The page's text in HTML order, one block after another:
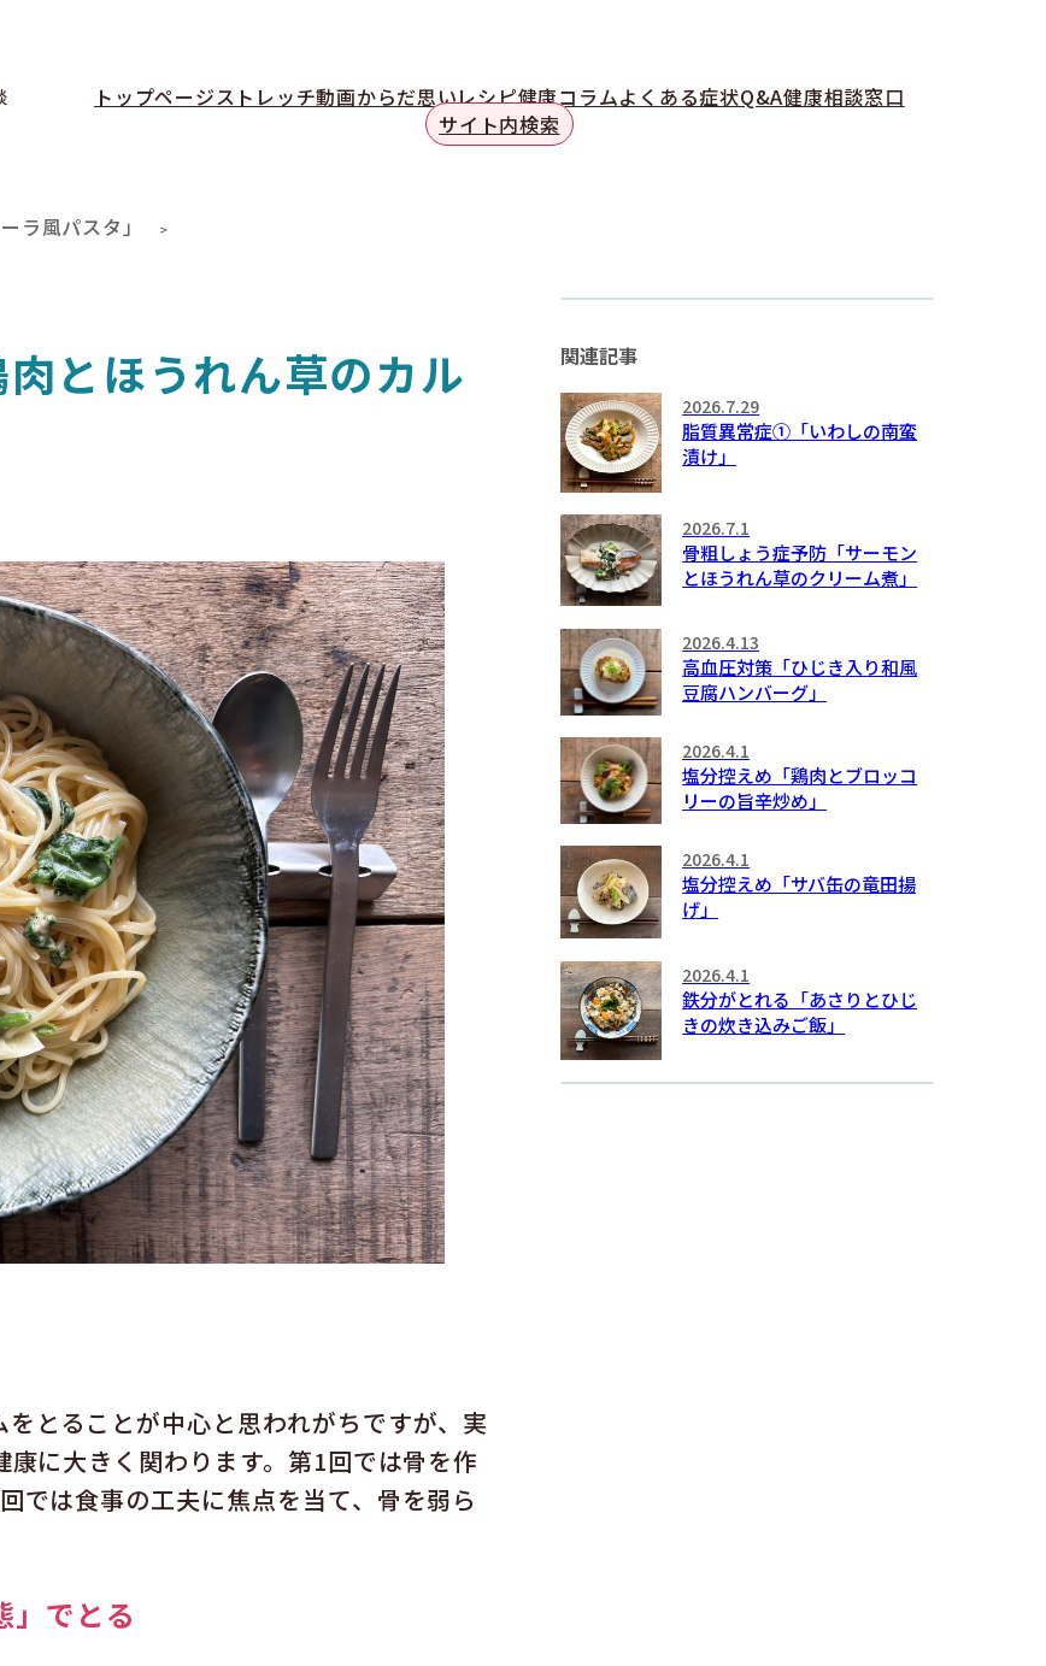
トップページストレッチ動画からだ思いレシピ健康コラムよくある症状Q&A健康相談窓口
サイト内検索
ラ風パスタ」
とほうれん草のカル
とることが中心と思われがちですが、実
に大きく関わります。第1回では骨を作
では食事の工夫に焦点を当て、骨を弱ら
でとる
関連記事
2026.7.29
脂質異常症①「いわしの南蛮
漬け」
2026.7.1
骨粗しょう症予防「サーモン
とほうれん草のクリーム煮」
2026.4.13
高血圧対策「ひじき入り和風
豆腐ハンバーグ」
2026.4.1
塩分控えめ「鶏肉とブロッコ
リーの旨辛炒め」
2026.4.1
塩分控えめ「サバ缶の竜田揚
げ」
2026.4.1
鉄分がとれる「あさりとひじ
きの炊き込みご飯」